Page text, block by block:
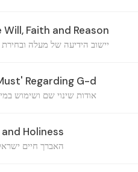
Faith and Reason
יישוב הידיעה של מעלה
Regarding G-d
אודות שינוי שם ושימוש
Holiness
האברך חיים